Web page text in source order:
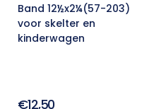
Band 12½x2¼(57-203)
voor skelter en
kinderwagen
€12,50